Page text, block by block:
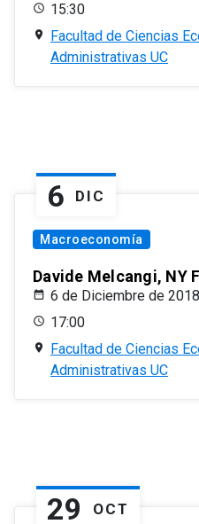
15:30
Facultad de Ciencias
Administrativas UC
6 DIC
Macroeconomía
Davide Melcangi, NY
6 de Diciembre de 2018
17:00
Facultad de Ciencias
Administrativas UC
29 OCT